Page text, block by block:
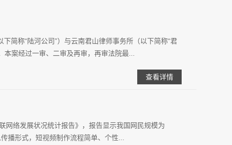
简称“陆河公司”）与云南君山律师事务所（以下简称“君
案经过一审、二审及再审，再审法院最...
查看详情
网络发展状况统计报告》，报告显示我国网民规模为
播形式，短视频制作流程简单、个性...